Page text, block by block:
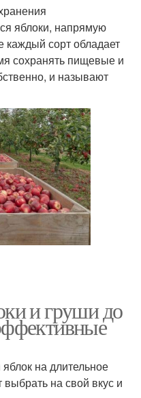
яблоки, напрямую
каждый сорт обладает
сохранять пищевые и
и называют
и груши до
на длительное
на свой вкус и